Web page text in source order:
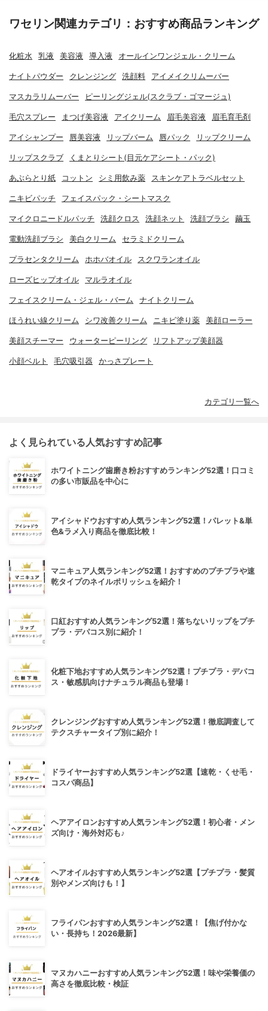
ワセリン関連カテゴリ：おすすめ商品ランキング
化粧水 乳液 美容液 導入液 オールインワンジェル・クリーム
ナイトパウダー クレンジング 洗顔料 アイメイクリムーバー
マスカラリムーバー ピーリングジェル(スクラブ・ゴマージュ)
毛穴スプレー まつげ美容液 アイクリーム 眉毛美容液 眉毛育毛剤
アイシャンプー 唇美容液 リップバーム 唇パック リップクリーム
リップスクラブ くまとりシート(目元ケアシート・パック)
あぶらとり紙 コットン シミ用飲み薬 スキンケアトラベルセット
ニキビパッチ フェイスパック・シートマスク
マイクロニードルパッチ 洗顔クロス 洗顔ネット 洗顔ブラシ 繭玉
電動洗顔ブラシ 美白クリーム セラミドクリーム
プラセンタクリーム ホホバオイル スクワランオイル
ローズヒップオイル マルラオイル
フェイスクリーム・ジェル・バーム ナイトクリーム
ほうれい線クリーム シワ改善クリーム ニキビ塗り薬 美顔ローラー
美顔スチーマー ウォーターピーリング リフトアップ美顔器
小顔ベルト 毛穴吸引器 かっさプレート
カテゴリ一覧へ
よく見られている人気おすすめ記事
ホワイトニング歯磨き粉おすすめランキング52選！口コミ
の多い市販品を中心に
アイシャドウおすすめ人気ランキング52選！パレット&単
色&ラメ入り商品を徹底比較！
マニキュア人気ランキング52選！おすすめのプチプラや速
乾タイプのネイルポリッシュを紹介！
口紅おすすめ人気ランキング52選！落ちないリップをプチ
プラ・デパコス別に紹介！
化粧下地おすすめ人気ランキング52選！プチプラ・デパコ
ス・敏感肌向けナチュラル商品も登場！
クレンジングおすすめ人気ランキング52選！徹底調査して
テクスチャータイプ別に紹介！
ドライヤーおすすめ人気ランキング52選【速乾・くせ毛・
コスパ商品】
ヘアアイロンおすすめ人気ランキング52選！初心者・メン
ズ向け・海外対応も♪
ヘアオイルおすすめ人気ランキング52選【プチプラ・髪質
別やメンズ向けも！】
フライパンおすすめ人気ランキング52選！【焦げ付かな
い・長持ち！2026最新】
マヌカハニーおすすめ人気ランキング52選！味や栄養価の
高さを徹底比較・検証